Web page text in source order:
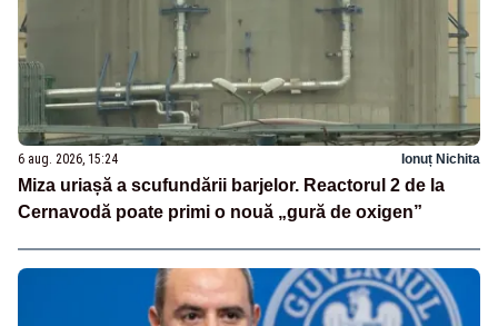
6 aug. 2026, 15:24 Ionuț Nichita
Miza uriașă a scufundării barjelor. Reactorul 2 de la
Cernavodă poate primi o nouă „gură de oxigen”